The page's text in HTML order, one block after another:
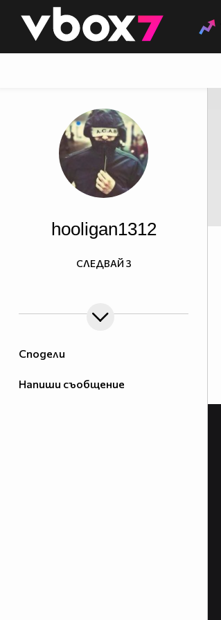
👾
Сподели
Напиши съобщение
hooligan1312
СЛЕДВАЙ 3